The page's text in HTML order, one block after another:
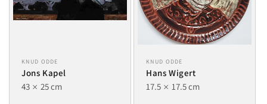
KNUD ODDE
Jons Kapel
43
25 cm
KNUD ODDE
Hans Wigert
17.5
17.5 cm